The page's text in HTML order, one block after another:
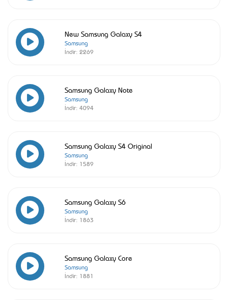
New Samsung Galaxy S4
Samsung
İndir: 2269
Samsung Galaxy Note
Samsung
İndir: 4094
Samsung Galaxy S4 Original
Samsung
İndir: 1589
Samsung Galaxy S6
Samsung
İndir: 1863
Samsung Galaxy Core
Samsung
İndir: 1881